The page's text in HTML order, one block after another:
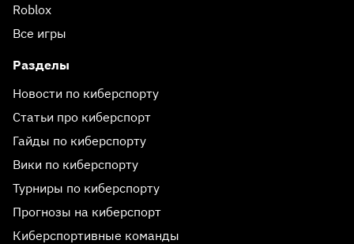
Roblox
Все игры
Разделы
Новости по киберспорту
Статьи про киберспорт
Гайды по киберспорту
Вики по киберспорту
Турниры по киберспорту
Прогнозы на киберспорт
Киберспортивные команды